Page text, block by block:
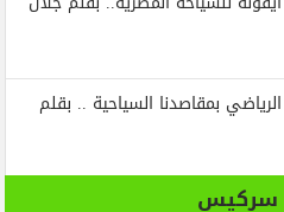
الرياضي بمقاصدنا السياحية .. بقلم
سركيس